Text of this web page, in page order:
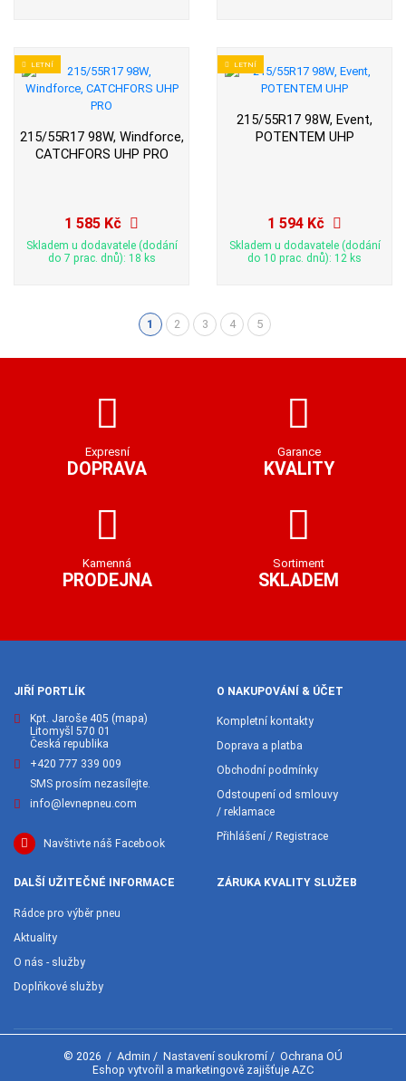
LETNÍ
215/55R17 98W, Windforce,
CATCHFORS UHP PRO
1 585 Kč
Skladem u dodavatele (dodání
do 7 prac. dnů): 18 ks
LETNÍ
215/55R17 98W, Event,
POTENTEM UHP
1 594 Kč
Skladem u dodavatele (dodání
do 10 prac. dnů): 12 ks
1(aktuální)
2 3 4 5
Expresní
DOPRAVA
Garance
KVALITY
Kamenná
PRODEJNA
Sortiment
SKLADEM
JIŘÍ PORTLÍK
Kpt. Jaroše 405 (mapa)
Litomyšl 570 01
Česká republika
+420 777 339 009
SMS prosím nezasílejte.
info@levnepneu.com
Navštivte náš Facebook
O NAKUPOVÁNÍ & ÚČET
Kompletní kontakty
Doprava a platba
Obchodní podmínky
Odstoupení od smlouvy
/ reklamace
Přihlášení / Registrace
DALŠÍ UŽITEČNÉ INFORMACE
Rádce pro výběr pneu
Aktuality
O nás - služby
Doplňkové služby
ZÁRUKA KVALITY SLUŽEB
© 2026 / Admin / Nastavení soukromí / Ochrana OÚ
Eshop vytvořil a marketingově zajišťuje AZC